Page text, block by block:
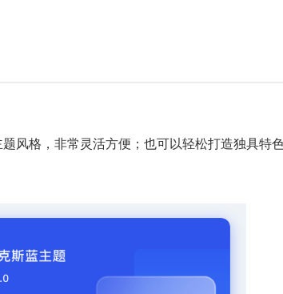
风格，非常灵活方便；也可以轻松打造独具特